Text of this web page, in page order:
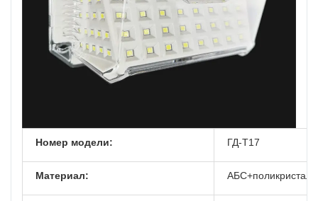
Номер модели: ГД-Т17
Материал: